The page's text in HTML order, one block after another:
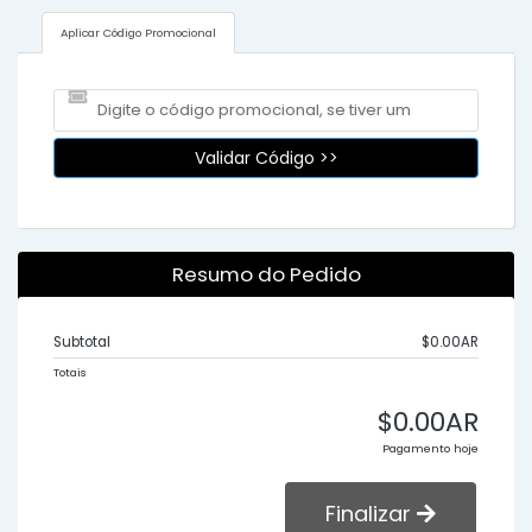
Aplicar Código Promocional
Validar Código >>
Resumo do Pedido
Subtotal $0.00AR
Totais
$0.00AR
Pagamento hoje
Finalizar